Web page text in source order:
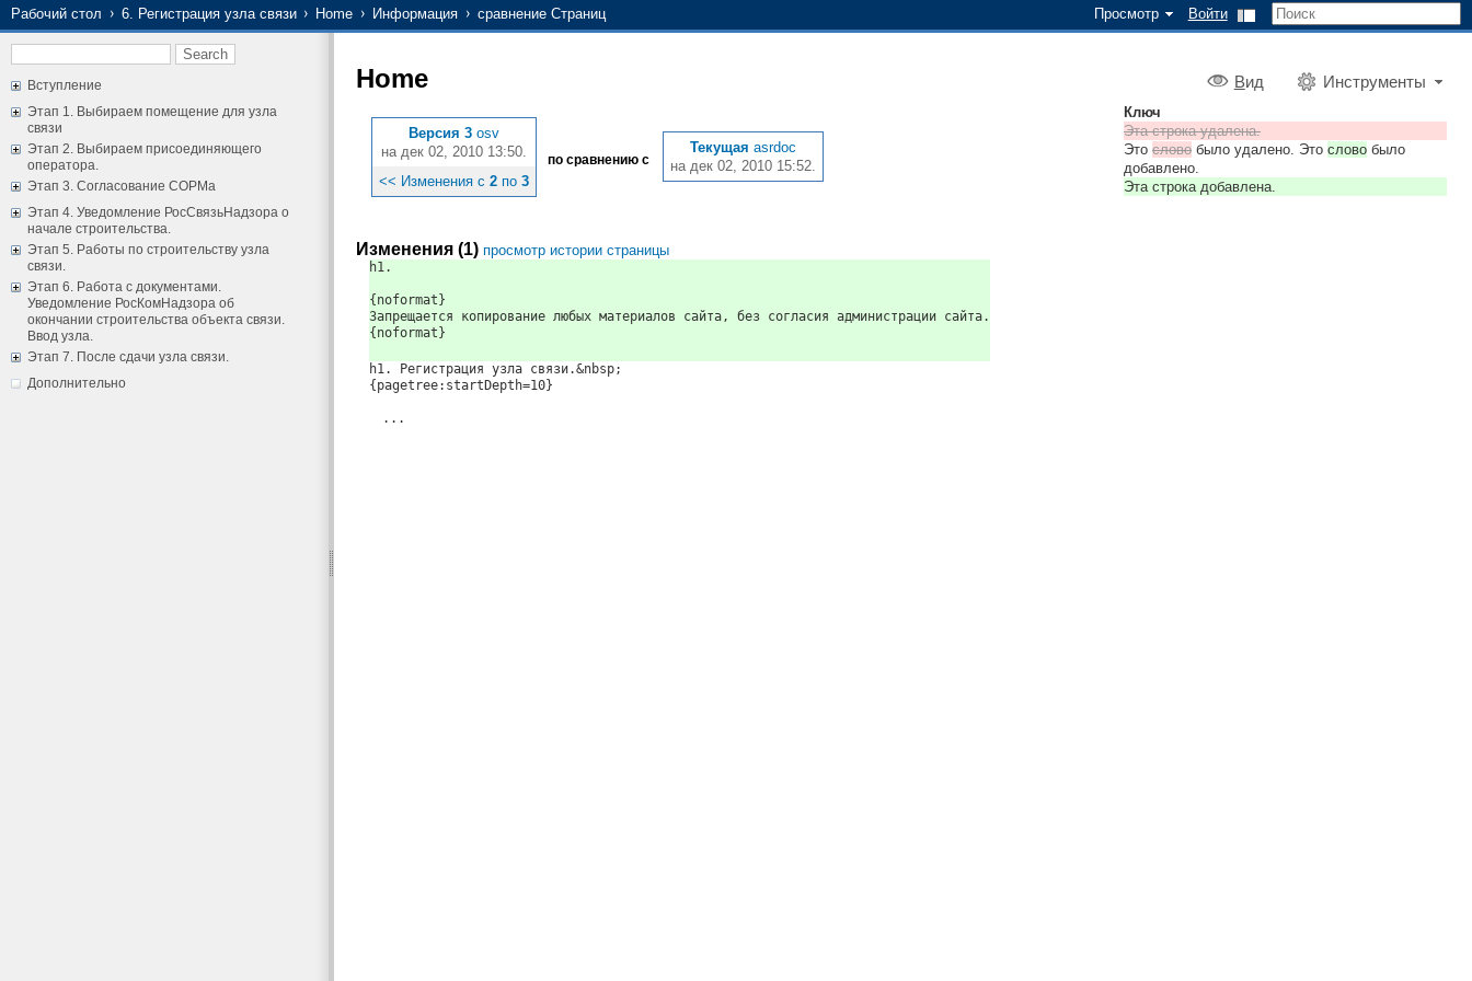
Просмотр Войти
Рабочий стол 6. Регистрация узла связи Home Информация сравнение Страниц
Вступление
Этап 1. Выбираем помещение для узла
связи
Этап 2. Выбираем присоединяющего
оператора.
Этап 3. Согласование СОРМа
Этап 4. Уведомление РосСвязьНадзора о
начале строительства.
Этап 5. Работы по строительству узла
связи.
Этап 6. Работа с документами.
Уведомление РосКомНадзора об
окончании строительства объекта связи.
Ввод узла.
Этап 7. После сдачи узла связи.
Дополнительно
Вид Инструменты
Home
Версия 3 osv
на дек 02, 2010 13:50.
<< Изменения с 2 по 3
по сравнению с
Текущая asrdoc
на дек 02, 2010 15:52.
Ключ
Эта строка удалена.
Это слово было удалено. Это слово было
добавлено.
Эта строка добавлена.
Изменения (1) просмотр истории страницы
h1.
{noformat}
Запрещается копирование любых материалов сайта, без согласия администрации сайта.
{noformat}
h1. Регистрация узла связи.&nbsp;
{pagetree:startDepth=10}
...